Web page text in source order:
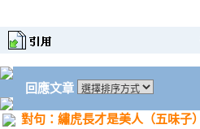
回應文章
對句：繡虎長才是美人（五味子）